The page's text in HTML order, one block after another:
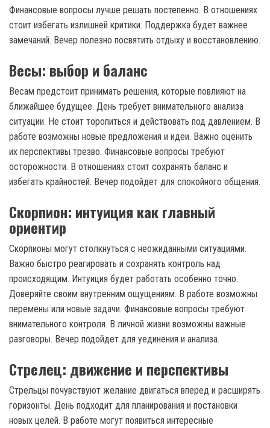
Финансовые вопросы лучше решать постепенно. В отношениях
стоит избегать излишней критики. Поддержка будет важнее
замечаний. Вечер полезно посвятить отдыху и восстановлению.
Весы: выбор и баланс
Весам предстоит принимать решения, которые повлияют на
ближайшее будущее. День требует внимательного анализа
ситуации. Не стоит торопиться и действовать под давлением. В
работе возможны новые предложения и идеи. Важно оценить
их перспективы трезво. Финансовые вопросы требуют
осторожности. В отношениях стоит сохранять баланс и
избегать крайностей. Вечер подойдет для спокойного общения.
Скорпион: интуиция как главный
ориентир
Скорпионы могут столкнуться с неожиданными ситуациями.
Важно быстро реагировать и сохранять контроль над
происходящим. Интуиция будет работать особенно точно.
Доверяйте своим внутренним ощущениям. В работе возможны
перемены или новые задачи. Финансовые вопросы требуют
внимательного контроля. В личной жизни возможны важные
разговоры. Вечер подойдет для уединения и анализа.
Стрелец: движение и перспективы
Стрельцы почувствуют желание двигаться вперед и расширять
горизонты. День подходит для планирования и постановки
новых целей. В работе могут появиться интересные